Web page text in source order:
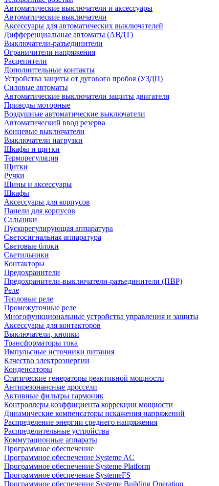
Автоматические выключатели и аксессуары
Автоматические выключатели
Аксессуары для автоматических выключателей
Дифференциальные автоматы (АВДТ)
Выключатели-разъединители
Ограничители напряжения
Расцепители
Дополнительные контакты
Устройства защиты от дугового пробоя (УЗДП)
Силовые автоматы
Автоматические выключатели защиты двигателя
Приводы моторные
Воздушные автоматические выключатели
Автоматический ввод резерва
Концевые выключатели
Выключатели нагрузки
Шкафы и щитки
Терморегуляция
Щитки
Ручки
Шины и аксессуары
Шкафы
Аксессуары для корпусов
Панели для корпусов
Сальники
Пускорегулирующая аппаратура
Светосигнальная аппаратура
Световые блоки
Светильники
Контакторы
Предохранители
Предохранители-выключатели-разъединители (ПВР)
Реле
Тепловые реле
Промежуточные реле
Многофункциональные устройства управления и защиты
Аксессуары для контакторов
Выключатели, кнопки
Трансформаторы тока
Импульсные источники питания
Качество электроэнергии
Конденсаторы
Статические генераторы реактивной мощности
Антирезонансные дроссели
Активные фильтры гармоник
Контроллеры коэффициента коррекции мощности
Динамические компенсаторы искажения напряжений
Распределение энергии среднего напряжения
Распределительные устройства
Коммутационные аппараты
Программное обеспечение
Программное обеспечение Systeme AC
Программное обеспечение Systeme Platform
Программное обеспечение SystemeFS
Программное обеспечение Systeme Building Operation